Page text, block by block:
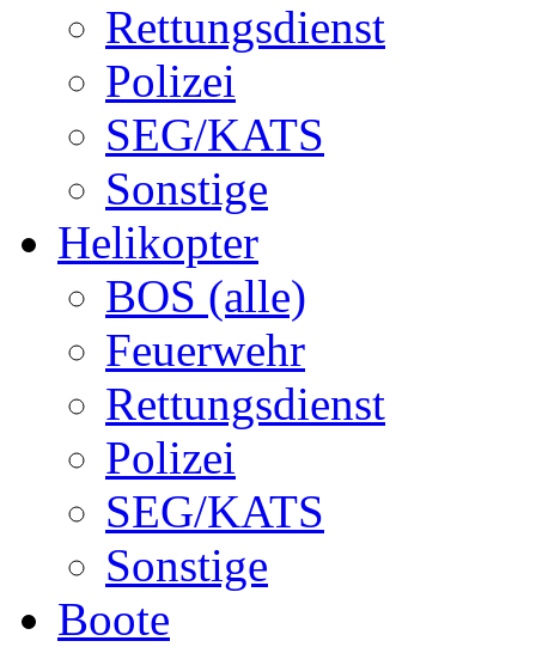
Rettungsdienst
Polizei
SEG/KATS
Sonstige
Helikopter
BOS (alle)
Feuerwehr
Rettungsdienst
Polizei
SEG/KATS
Sonstige
Boote